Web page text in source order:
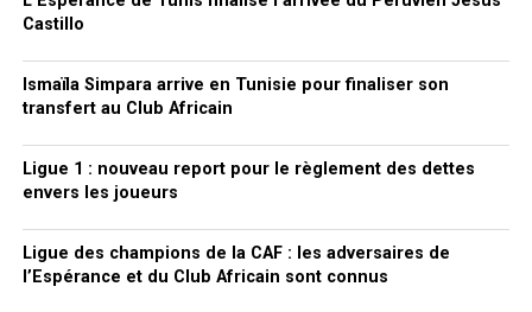
Castillo
Ismaïla Simpara arrive en Tunisie pour finaliser son
transfert au Club Africain
Ligue 1 : nouveau report pour le règlement des dettes
envers les joueurs
Ligue des champions de la CAF : les adversaires de
l’Espérance et du Club Africain sont connus